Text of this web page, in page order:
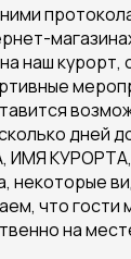
наш курорт,
дней
ИМЯ
некоторые
что гости
на